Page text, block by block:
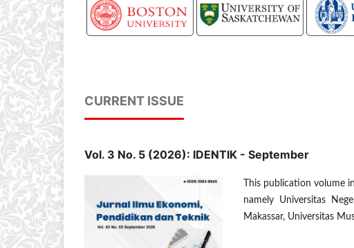
CURRENT ISSUE
Vol. 3 No. 5 (2026): IDENTIK - September
This publication volume
namely Universitas
Makassar, Universitas